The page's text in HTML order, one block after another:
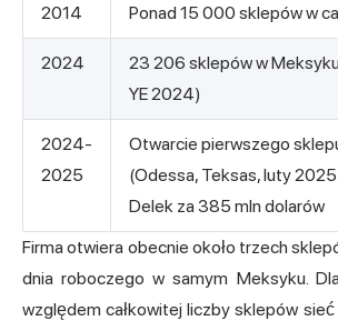
2014 Ponad 15 000 sklepów w
2024
23 206 sklepów w
YE 2024)
2024-
2025
Otwarcie pierwszego
(Odessa, Teksas, luty
Delek za 385 mln dolarów
Firma otwiera obecnie około trzech
dnia roboczego w samym Meksyku.
względem całkowitej liczby sklepów